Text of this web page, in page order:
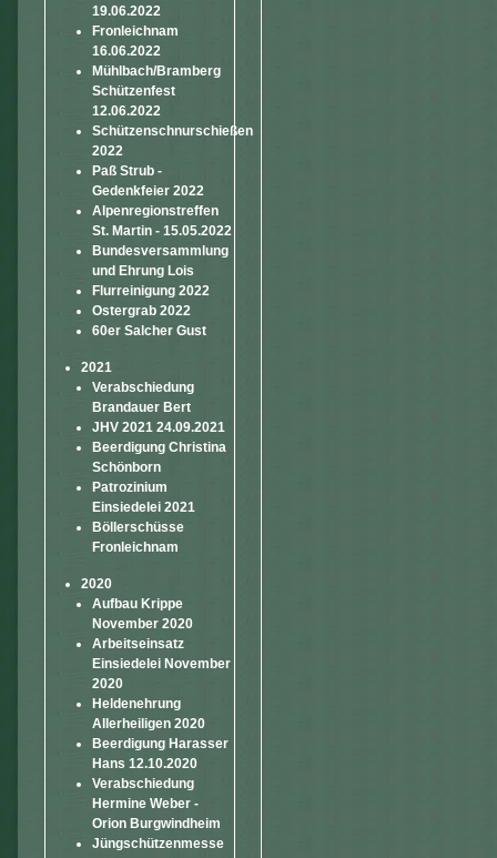
19.06.2022
Fronleichnam
16.06.2022
Mühlbach/Bramberg
Schützenfest
12.06.2022
Schützenschnurschießen
2022
Paß Strub -
Gedenkfeier 2022
Alpenregionstreffen
St. Martin - 15.05.2022
Bundesversammlung
und Ehrung Lois
Flurreinigung 2022
Ostergrab 2022
60er Salcher Gust
2021
Verabschiedung
Brandauer Bert
JHV 2021 24.09.2021
Beerdigung Christina
Schönborn
Patrozinium
Einsiedelei 2021
Böllerschüsse
Fronleichnam
2020
Aufbau Krippe
November 2020
Arbeitseinsatz
Einsiedelei November
2020
Heldenehrung
Allerheiligen 2020
Beerdigung Harasser
Hans 12.10.2020
Verabschiedung
Hermine Weber -
Orion Burgwindheim
Jüngschützenmesse